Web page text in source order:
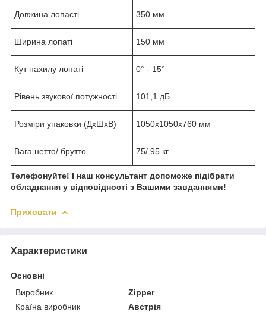
Довжина лопасті 350 мм
Ширина лопаті 150 мм
Кут нахилу лопаті 0° - 15°
Рівень звукової потужності 101,1 дБ
Розміри упаковки (ДхШхВ) 1050х1050х760 мм
Вага нетто/ брутто 75/ 95 кг
Телефонуйте! І наш консультант допоможе підібрати
обладнання у відповідності з Вашими завданнями!
Приховати
Характеристики
Основні
Виробник
Zipper
Країна виробник
Австрія